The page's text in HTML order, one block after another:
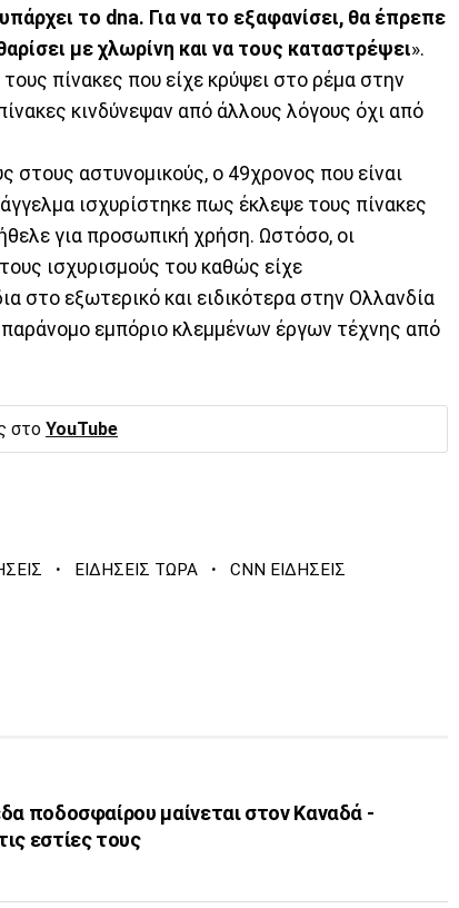
το dna. Για να το εξαφανίσει, θα έπρεπε
με χλωρίνη και να τους καταστρέψει».
πίνακες που είχε κρύψει στο ρέμα στην
κινδύνεψαν από άλλους λόγους όχι από
στους αστυνομικούς, ο 49χρονος που είναι
ισχυρίστηκε πως έκλεψε τους πίνακες
για προσωπική χρήση. Ωστόσο, οι
ισχυρισμούς του καθώς είχε
στο εξωτερικό και ειδικότερα στην Ολλανδία
εμπόριο κλεμμένων έργων τέχνης από
στο YouTube
· ΕΙΔΗΣΕΙΣ ΤΩΡΑ · CNN ΕΙΔΗΣΕΙΣ
ποδοσφαίρου μαίνεται στον Καναδά -
εστίες τους